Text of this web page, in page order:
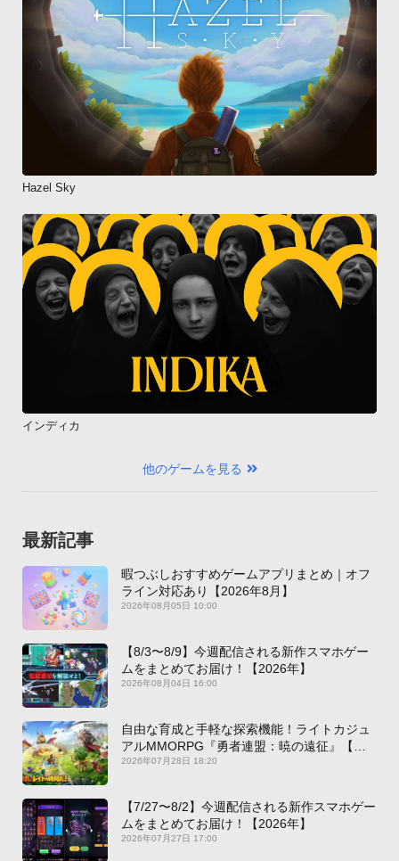
Hazel Sky
インディカ
他のゲームを見る
最新記事
暇つぶしおすすめゲームアプリまとめ｜オフ
ライン対応あり【2026年8月】
2026年08月05日 10:00
【8/3〜8/9】今週配信される新作スマホゲー
ムをまとめてお届け！【2026年】
2026年08月04日 16:00
自由な育成と手軽な探索機能！ライトカジュ
アルMMORPG『勇者連盟：暁の遠征』【最
新作PICKUP】
2026年07月28日 18:20
【7/27〜8/2】今週配信される新作スマホゲー
ムをまとめてお届け！【2026年】
2026年07月27日 17:00